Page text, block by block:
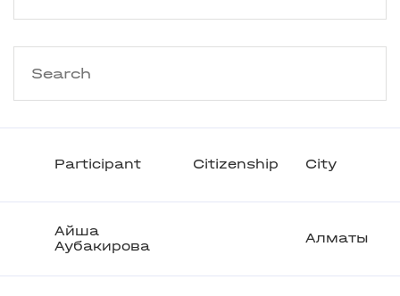
Participant Citizenship City
Айша
Аубакирова
Алматы